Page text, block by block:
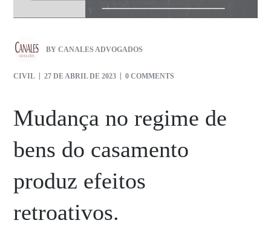
BYCANALES ADVOGADOS
CIVIL 27 DE ABRIL DE 2023 0 COMMENTS
Mudança no regime de
bens do casamento
produz efeitos
retroativos.